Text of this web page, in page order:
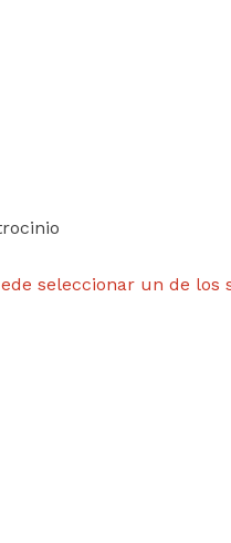
seleccionar un de los